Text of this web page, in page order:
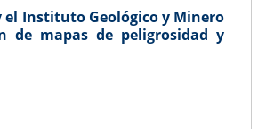
el Instituto Geológico y Minero
de mapas de peligrosidad y